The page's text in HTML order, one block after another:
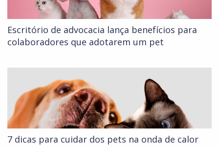
Escritório de advocacia lança benefícios para
colaboradores que adotarem um pet
7 dicas para cuidar dos pets na onda de calor